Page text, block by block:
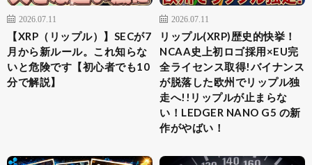
2026.07.11
【XRP（リップル）】SECが7
月から新ルール。これ知らな
いと危険です【初心者でも10
分で解説】
2026.07.11
リップル(XRP)歴史的快挙！
NCAA史上初ロゴ採用×EU完
全ライセンス取得!バイナンス
が脱落した欧州でリップル独
走へ!!リップルが止まらな
い！LEDGER NANO G5 の新
作がやばい！